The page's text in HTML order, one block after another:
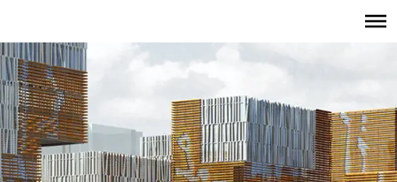
首页
招生报考